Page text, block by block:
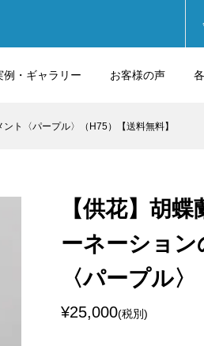
例・ギャラリー お客様の声
ト〈パープル〉（H75）【送料無料】
【供花】胡
ーネーショ
〈パープル
¥25,000(税別)